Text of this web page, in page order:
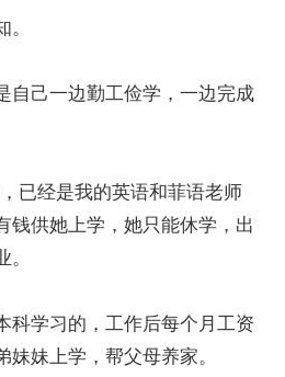
自己一边勤工俭学，一边完成
已经是我的英语和菲语老师
钱供她上学，她只能休学，出
科学习的，工作后每个月工资
妹上学，帮父母养家。